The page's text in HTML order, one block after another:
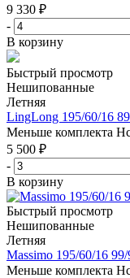
9 330 ₽
-
В корзину
Быстрый просмотр
Нешипованные
Летняя
LingLong 195/60/16
Меньше комплекта
5 500 ₽
-
В корзину
Быстрый просмотр
Нешипованные
Летняя
Massimo 195/60/16
Меньше комплекта